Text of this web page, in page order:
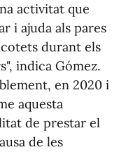
activitat que
i ajuda als pares
durant els
indica Gómez.
en 2020 i
aquesta
de prestar el
de les